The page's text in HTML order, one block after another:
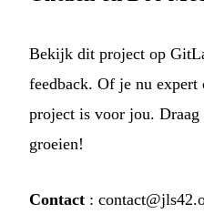
Bekijk dit project op
feedback. Of je nu
project is voor jou.
groeien!
Contact :